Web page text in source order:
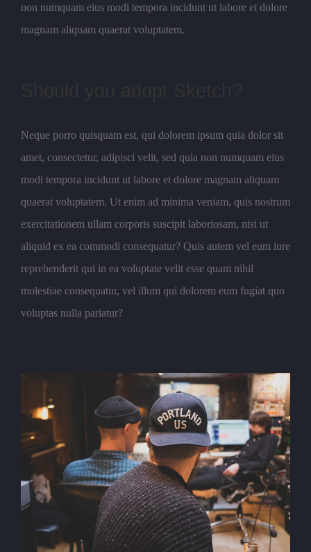
non numquam eius modi tempora incidunt ut labore et dolore
magnam aliquam quaerat voluptatem.
Neque porro quisquam est, qui dolorem ipsum quia dolor sit
amet, consectetur, adipisci velit, sed quia non numquam eius
modi tempora incidunt ut labore et dolore magnam aliquam
quaerat voluptatem. Ut enim ad minima veniam, quis nostrum
exercitationem ullam corporis suscipit laboriosam, nisi ut
aliquid ex ea commodi consequatur? Quis autem vel eum iure
reprehenderit qui in ea voluptate velit esse quam nihil
molestiae consequatur, vel illum qui dolorem eum fugiat quo
voluptas nulla pariatur?